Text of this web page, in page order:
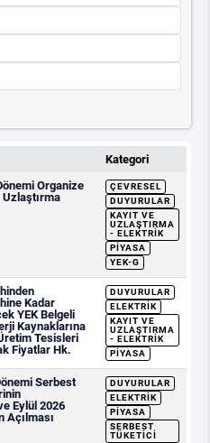
POLİTİKAMIZ
Kategori
Organize
Uzlaştırma
ÇEVRESEL
DUYURULAR
KAYIT VE
UZLAŞTIRMA
- ELEKTRIK
PIYASA
YEK-G
Kadar
YEK Belgeli
Kaynaklarına
Tesisleri
Fiyatlar Hk.
DUYURULAR
ELEKTRIK
KAYIT VE
UZLAŞTIRMA
- ELEKTRIK
PIYASA
Serbest
Eylül 2026
Açılması
DUYURULAR
ELEKTRIK
PIYASA
SERBEST
TÜKETICI